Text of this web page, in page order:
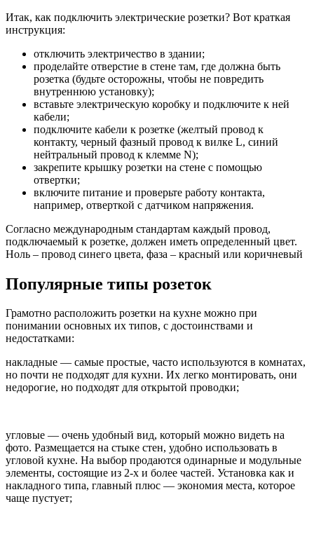
Итак, как подключить электрические розетки? Вот краткая
инструкция:
отключить электричество в здании;
проделайте отверстие в стене там, где должна быть
розетка (будьте осторожны, чтобы не повредить
внутреннюю установку);
вставьте электрическую коробку и подключите к ней
кабели;
подключите кабели к розетке (желтый провод к
контакту, черный фазный провод к вилке L, синий
нейтральный провод к клемме N);
закрепите крышку розетки на стене с помощью
отвертки;
включите питание и проверьте работу контакта,
например, отверткой с датчиком напряжения.
Согласно международным стандартам каждый провод,
подключаемый к розетке, должен иметь определенный цвет.
Ноль – провод синего цвета, фаза – красный или коричневый
Популярные типы розеток
Грамотно расположить розетки на кухне можно при
понимании основных их типов, с достоинствами и
недостатками:
накладные — самые простые, часто используются в комнатах,
но почти не подходят для кухни. Их легко монтировать, они
недорогие, но подходят для открытой проводки;
угловые — очень удобный вид, который можно видеть на
фото. Размещается на стыке стен, удобно использовать в
угловой кухне. На выбор продаются одинарные и модульные
элементы, состоящие из 2-х и более частей. Установка как и
накладного типа, главный плюс — экономия места, которое
чаще пустует;